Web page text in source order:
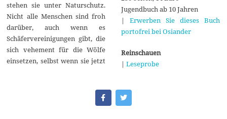
stehen sie unter Naturschutz.
Nicht alle Menschen sind froh
darüber, auch wenn es
Schäfervereinigungen gibt, die
sich vehement für die Wölfe
einsetzen, selbst wenn sie jetzt
Jugendbuch ab 10 Jahren
| Erwerben Sie dieses Buch
portofrei bei Osiander
Reinschauen
| Leseprobe